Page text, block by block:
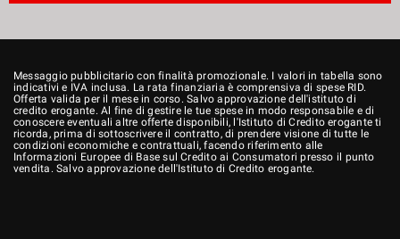
Messaggio pubblicitario con finalità promozionale. I valori in tabella sono
indicativi e IVA inclusa. La rata finanziaria è comprensiva di spese RID.
Offerta valida per il mese in corso. Salvo approvazione dell'istituto di
credito erogante. Al fine di gestire le tue spese in modo responsabile e di
conoscere eventuali altre offerte disponibili, l'Istituto di Credito erogante ti
ricorda, prima di sottoscrivere il contratto, di prendere visione di tutte le
condizioni economiche e contrattuali, facendo riferimento alle
Informazioni Europee di Base sul Credito ai Consumatori presso il punto
vendita. Salvo approvazione dell'Istituto di Credito erogante.